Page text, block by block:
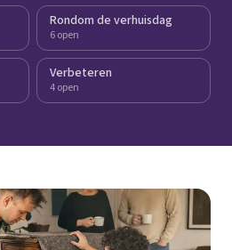
Rondom de verhuisdag
6 open
Verbeteren
4 open